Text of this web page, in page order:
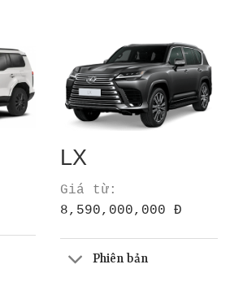
LX
Giá từ:
8,590,000,000 Đ
Phiên bản